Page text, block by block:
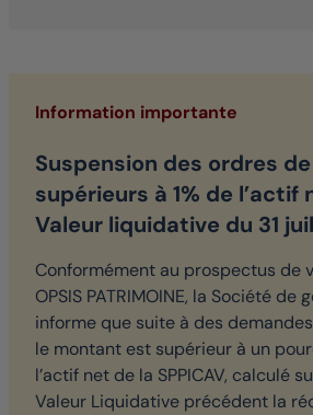
Information importante
Suspension des ordres
supérieurs à 1% de l’actif
Valeur liquidative du 31
Conformément au prospectus de
OPSIS PATRIMOINE, la Société de
informe que suite à des
le montant est supérieur à un
l’actif net de la SPPICAV, calculé
Valeur Liquidative précédent la